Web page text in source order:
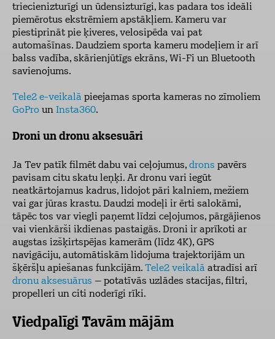
triecienizturīgi un ūdensizturīgi, kas padara tos ideāli
piemērotus ekstrēmiem apstākļiem. Kameru var
piestiprināt pie ķiveres, velosipēda vai pat
automašīnas. Daudziem sporta kameru modeļiem ir arī
balss vadība, skārienjūtīgs ekrāns, Wi-Fi un Bluetooth
savienojums.
Tele2 e-veikalā pieejamas sporta kameras no zīmoliem
GoPro un Insta360.
Droni un dronu aksesuāri
Ja Tev patīk filmēt dabu vai ceļojumus, drons pavērs
pavisam citu skatu leņķi. Ar dronu vari iegūt
neatkārtojamus kadrus, lidojot pāri kalniem, mežiem
vai gar jūras krastu. Daudzi modeļi ir ērti salokāmi,
tāpēc tos var viegli paņemt līdzi ceļojumos, pārgājienos
vai vienkārši ikdienas pastaigās. Droni ir aprīkoti ar
augstas izšķirtspējas kamerām (līdz 4K), GPS
navigāciju, automātiskām lidojuma trajektorijām un
šķēršļu apiešanas funkcijām. Tele2 veikalā atradīsi arī
dronu aksesuārus – potatīvās uzlādes stacijas, filtri,
propelleri un citi noderīgi rīki.
Viedpalīgi Tavām mājām